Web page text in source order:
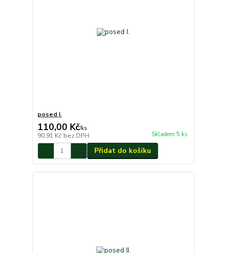
posed I.
110,00 Kč/ks
90,91 Kč bez DPH Skladem 5 ks
Přidat do košíku